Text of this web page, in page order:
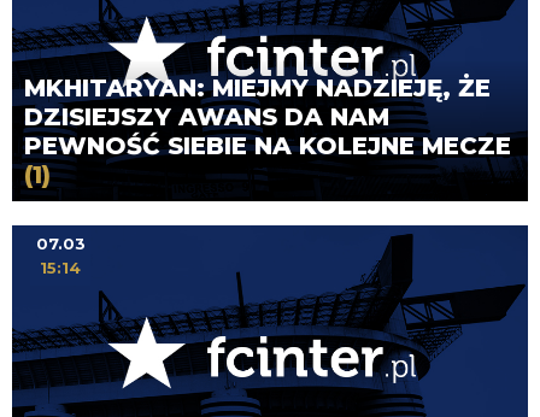
MKHITARYAN: MIEJMY NADZIEJĘ, ŻE
DZISIEJSZY AWANS DA NAM
PEWNOŚĆ SIEBIE NA KOLEJNE MECZE
(1)
07.03
15:14